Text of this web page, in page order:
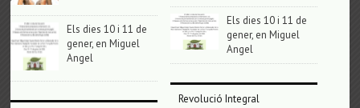
Els dies 10 i 11 de
gener, en Miguel
Angel
Els dies 10 i 11 de
gener, en Miguel
Angel
Revolució Integral